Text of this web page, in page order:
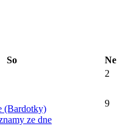
So
Ne
2
(Bardotky)
ze dne
9